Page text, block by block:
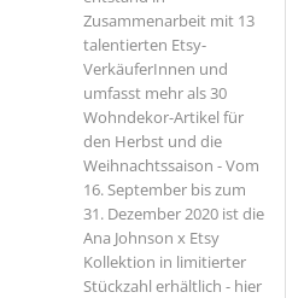
Zusammenarbeit mit 13
talentierten Etsy-
VerkäuferInnen und
umfasst mehr als 30
Wohndekor-Artikel für
den Herbst und die
Weihnachtssaison - Vom
16. September bis zum
31. Dezember 2020 ist die
Ana Johnson x Etsy
Kollektion in limitierter
Stückzahl erhältlich - hier